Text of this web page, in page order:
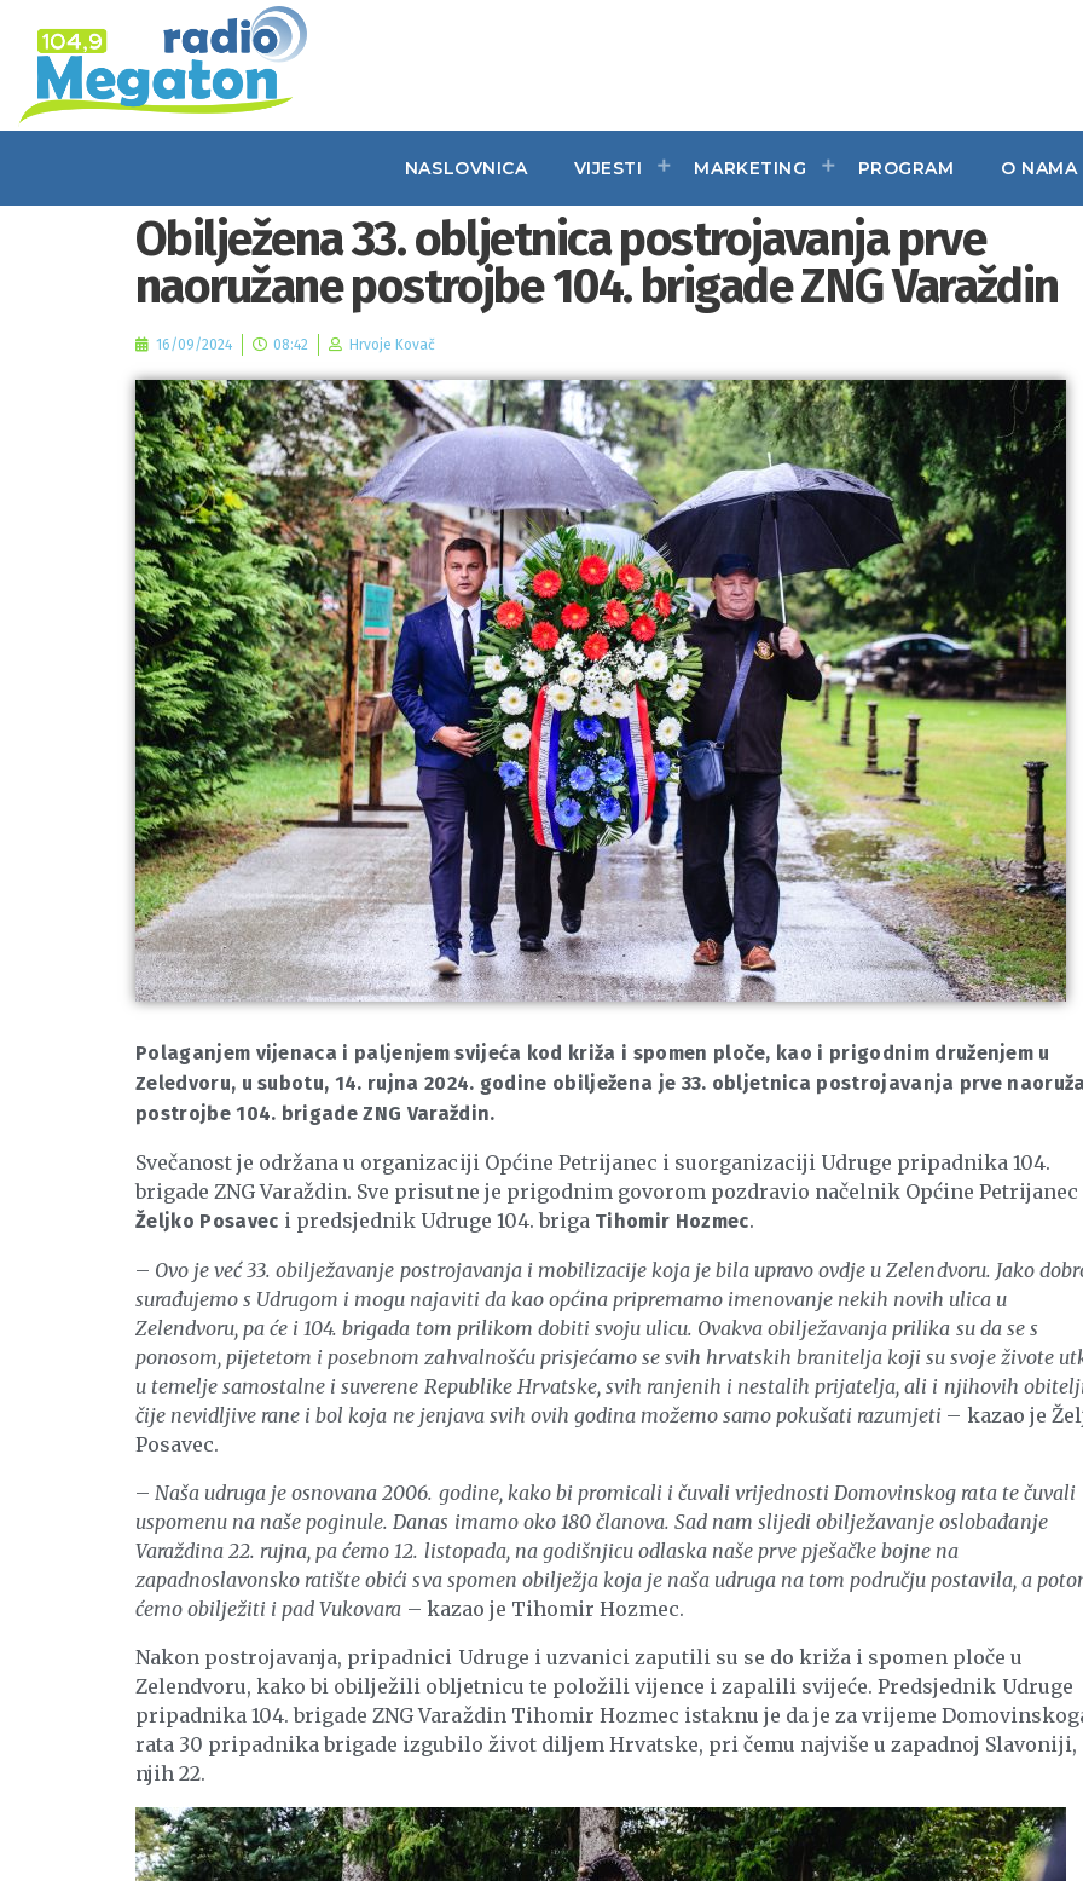
NASLOVNICA VIJESTI MARKETING PROGRAM O NAMA
Obilježena 33. obljetnica postrojavanja prve
naoružane postrojbe 104. brigade ZNG Varaždin
16/09/2024 08:42 Hrvoje Kovač
Polaganjem vijenaca i paljenjem svijeća kod križa i spomen ploče, kao i prigodnim druženjem u
Zeledvoru, u subotu, 14. rujna 2024. godine obilježena je 33. obljetnica postrojavanja prve
postrojbe 104. brigade ZNG Varaždin.
Svečanost je održana u organizaciji Općine Petrijanec i suorganizaciji Udruge pripadnika 104.
brigade ZNG Varaždin. Sve prisutne je prigodnim govorom pozdravio načelnik Općine Petrijanec
Željko Posavec i predsjednik Udruge 104. briga Tihomir Hozmec.
– Ovo je već 33. obilježavanje postrojavanja i mobilizacije koja je bila upravo ovdje u Zelendvoru. Jako
surađujemo s Udrugom i mogu najaviti da kao općina pripremamo imenovanje nekih novih ulica u
Zelendvoru, pa će i 104. brigada tom prilikom dobiti svoju ulicu. Ovakva obilježavanja prilika su da se s
ponosom, pijetetom i posebnom zahvalnošću prisjećamo se svih hrvatskih branitelja koji su svoje živote
u temelje samostalne i suverene Republike Hrvatske, svih ranjenih i nestalih prijatelja, ali i njihovih
čije nevidljive rane i bol koja ne jenjava svih ovih godina možemo samo pokušati razumjeti – kazao je
Posavec.
–Naša udruga je osnovana 2006. godine, kako bi promicali i čuvali vrijednosti Domovinskog rata te čuvali
uspomenu na naše poginule. Danas imamo oko 180 članova. Sad nam slijedi obilježavanje oslobađanje
Varaždina 22. rujna, pa ćemo 12. listopada, na godišnjicu odlaska naše prve pješačke bojne na
zapadnoslavonsko ratište obići sva spomen obilježja koja je naša udruga na tom području postavila, a
ćemo obilježiti i pad Vukovara – kazao je Tihomir Hozmec.
Nakon postrojavanja, pripadnici Udruge i uzvanici zaputili su se do križa i spomen ploče u
Zelendvoru, kako bi obilježili obljetnicu te položili vijence i zapalili svijeće. Predsjednik Udruge
pripadnika 104. brigade ZNG Varaždin Tihomir Hozmec istaknu je da je za vrijeme
rata 30 pripadnika brigade izgubilo život diljem Hrvatske, pri čemu najviše u zapadnoj Slavoniji,
njih 22.